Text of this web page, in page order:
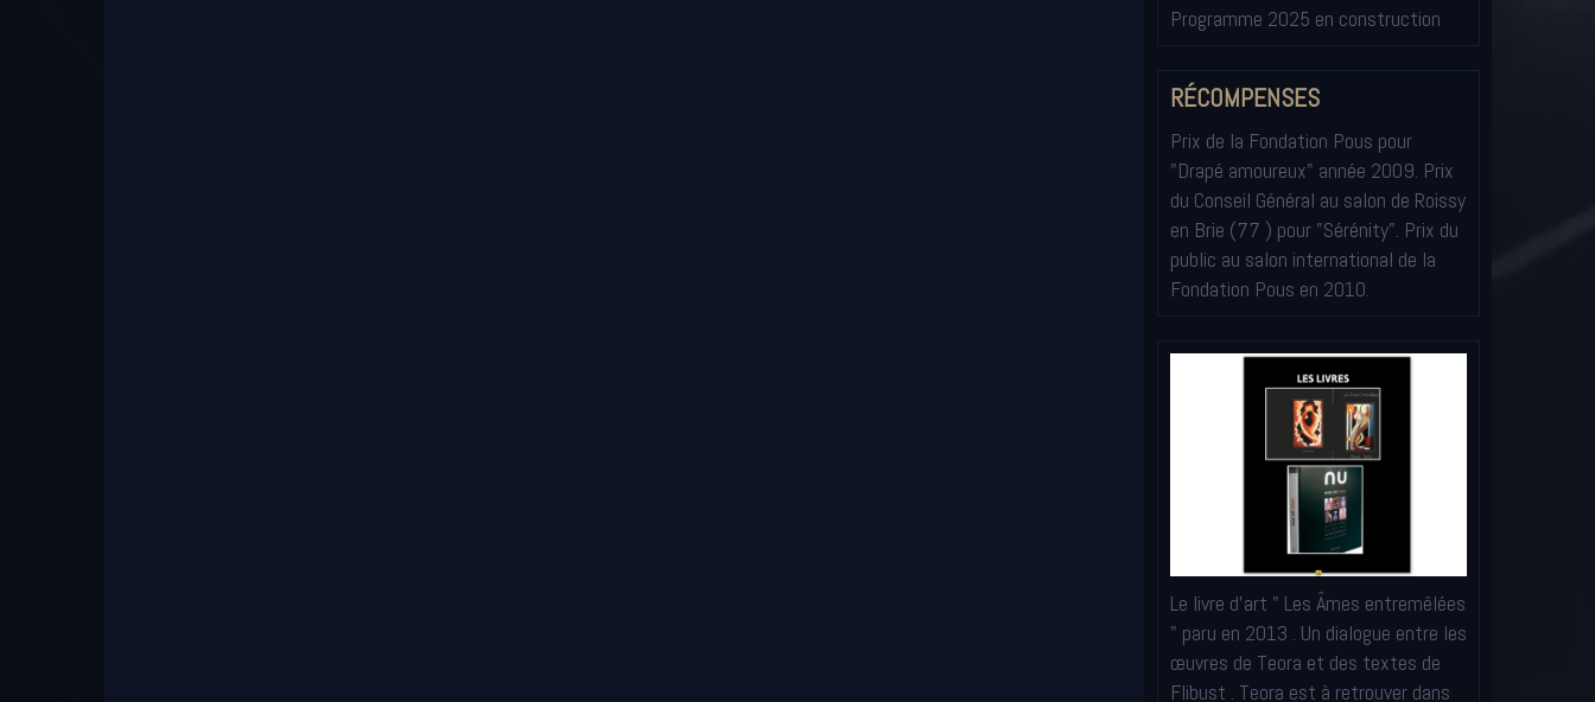
Programme 2025 en construction
RÉCOMPENSES
Prix de la Fondation Pous pour
"Drapé amoureux" année 2009. Prix
du Conseil Général au salon de Roissy
en Brie (77 ) pour "Sérénity". Prix du
public au salon international de la
Fondation Pous en 2010.
Le livre d'art " Les Âmes entremêlées
" paru en 2013 . Un dialogue entre les
œuvres de Teora et des textes de
Flibust . Teora est à retrouver dans